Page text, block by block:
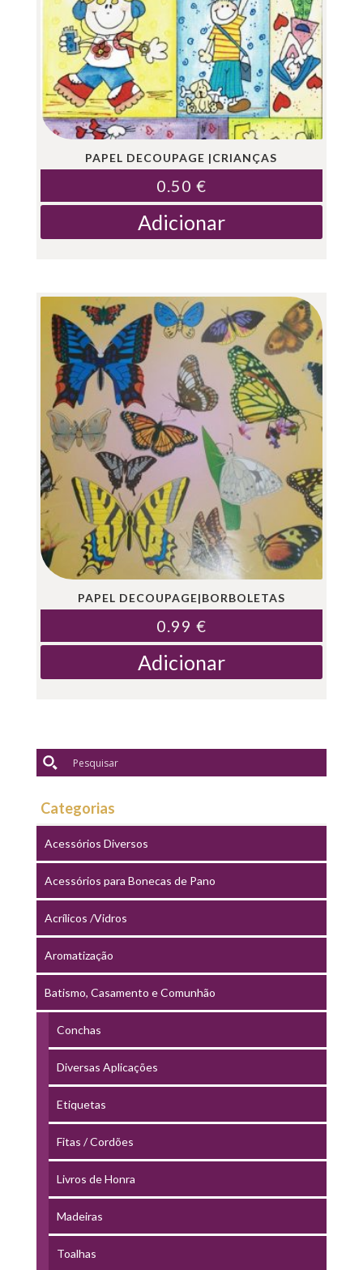
PAPEL DECOUPAGE |CRIANÇAS
0.50 €
Adicionar
PAPEL DECOUPAGE|BORBOLETAS
0.99 €
Adicionar
Categorias
Acessórios Diversos
Acessórios para Bonecas de Pano
Acrílicos /Vidros
Aromatização
Batismo, Casamento e Comunhão
Conchas
Diversas Aplicações
Etiquetas
Fitas / Cordões
Livros de Honra
Madeiras
Toalhas